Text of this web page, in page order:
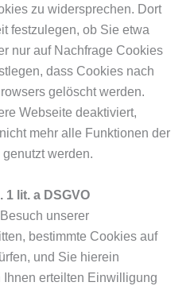
zu widersprechen. Dort
festzulegen, ob Sie etwa
nur auf Nachfrage Cookies
dass Cookies nach
gelöscht werden.
Webseite deaktiviert,
mehr alle Funktionen der
werden.
1 lit. a DSGVO
unserer
bestimmte Cookies auf
und Sie hierein
erteilten Einwilligung